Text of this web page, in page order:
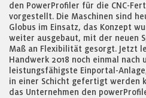
den PowerProfiler für die CNC-
vorgestellt. Die Maschinen sind
Globus im Einsatz, das Konzept
weiter ausgebaut, mit der neuen
Maß an Flexibilität gesorgt. Jetzt
Handwerk 2018 noch einmal
leistungsfähigste Einportal-
in einer Schicht gefertigt werden
das Unternehmen den